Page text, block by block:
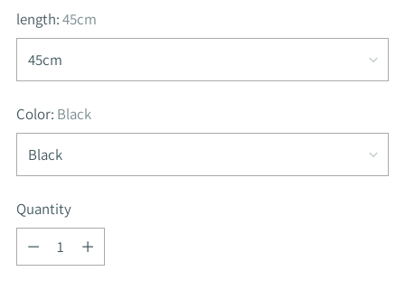
length:45cm
Color: Black
Quantity
Quantity